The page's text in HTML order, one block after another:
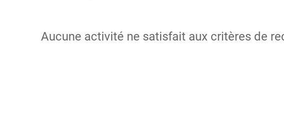
Aucune activité ne satisfait aux critères de